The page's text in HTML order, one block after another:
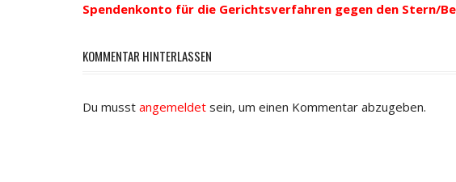
Spendenkonto für die Gerichtsverfahren gegen den Stern/
KOMMENTAR HINTERLASSEN
Du musst angemeldet sein, um einen Kommentar abzugeben.